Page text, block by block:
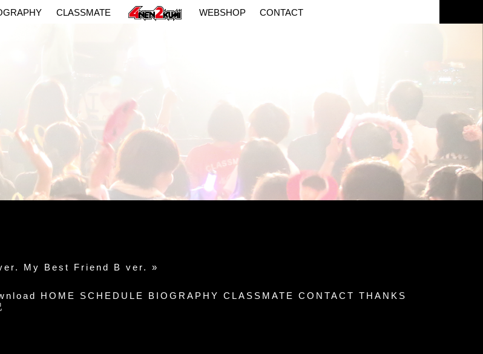
CLASSMATE WEBSHOP CONTACT
My Best Friend B ver. »
HOME SCHEDULE BIOGRAPHY CLASSMATE CONTACT THANKS